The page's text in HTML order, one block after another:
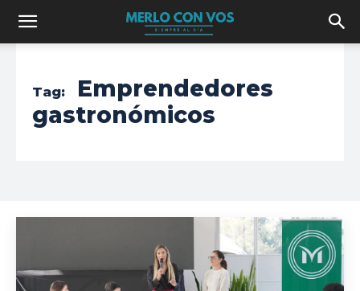
Tag:
Emprendedores
gastronómicos